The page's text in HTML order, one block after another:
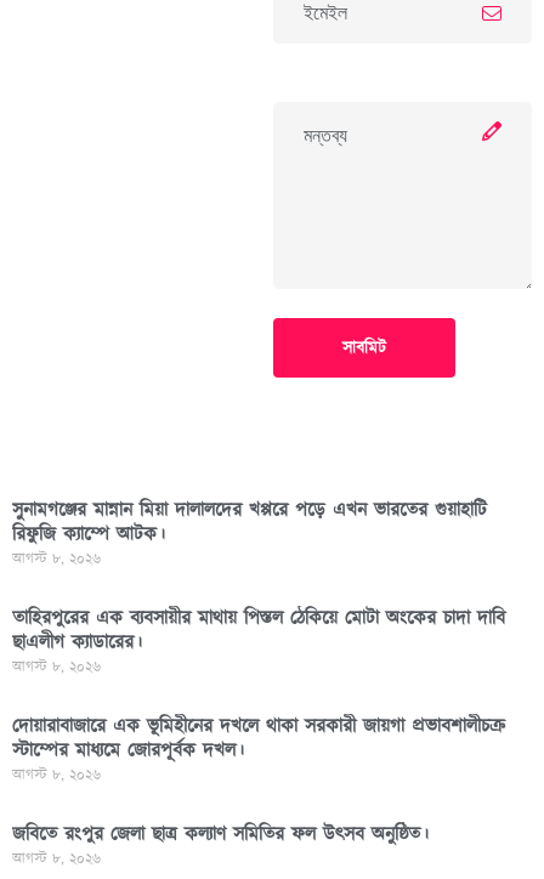
সাবমিট
সুনামগঞ্জের মান্নান মিয়া দালালদের খপ্পরে পড়ে এখন ভারতের গুয়াহাটি
রিফুজি ক্যাম্পে আটক।
আগস্ট ৮, ২০২৬
তাহিরপুরের এক ব্যবসায়ীর মাথায় পিস্তল ঠেকিয়ে মোটা অংকের চাদা দাবি
ছাএলীগ ক্যাডারের।
আগস্ট ৮, ২০২৬
দোয়ারাবাজারে এক ভূমিহীনের দখলে থাকা সরকারী জায়গা প্রভাবশালীচক্র
স্টাম্পের মাধ্যমে জোরপূর্বক দখল।
আগস্ট ৮, ২০২৬
জবিতে রংপুর জেলা ছাত্র কল্যাণ সমিতির ফল উৎসব অনুষ্ঠিত।
আগস্ট ৮, ২০২৬